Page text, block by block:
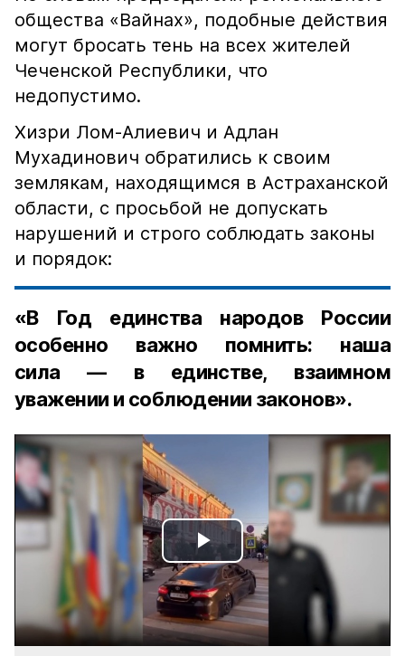
общества «Вайнах», подобные действия
могут бросать тень на всех жителей
Чеченской Республики, что
недопустимо.
Хизри Лом-Алиевич и Адлан
Мухадинович обратились к своим
землякам, находящимся в Астраханской
области, с просьбой не допускать
нарушений и строго соблюдать законы
и порядок:
«В Год единства народов России
особенно важно помнить: наша
сила — в единстве, взаимном
уважении и соблюдении законов».
Play
Video